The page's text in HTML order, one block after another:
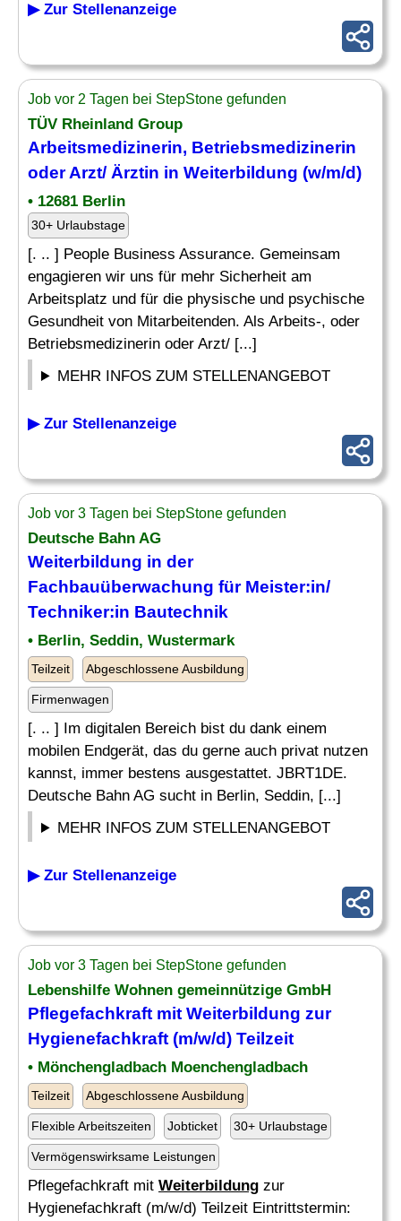
▶ Zur Stellenanzeige
Job vor 2 Tagen bei StepStone gefunden
TÜV Rheinland Group
Arbeitsmedizinerin, Betriebsmedizinerin
oder Arzt/ Ärztin in Weiterbildung (w/m/d)
• 12681 Berlin
30+ Urlaubstage
[. .. ] People Business Assurance. Gemeinsam
engagieren wir uns für mehr Sicherheit am
Arbeitsplatz und für die physische und psychische
Gesundheit von Mitarbeitenden. Als Arbeits-, oder
Betriebsmedizinerin oder Arzt/ [...]
MEHR INFOS ZUM STELLENANGEBOT
▶ Zur Stellenanzeige
Job vor 3 Tagen bei StepStone gefunden
Deutsche Bahn AG
Weiterbildung in der
Fachbauüberwachung für Meister:in/
Techniker:in Bautechnik
• Berlin, Seddin, Wustermark
Teilzeit Abgeschlossene Ausbildung
Firmenwagen
[. .. ] Im digitalen Bereich bist du dank einem
mobilen Endgerät, das du gerne auch privat nutzen
kannst, immer bestens ausgestattet. JBRT1DE.
Deutsche Bahn AG sucht in Berlin, Seddin, [...]
MEHR INFOS ZUM STELLENANGEBOT
▶ Zur Stellenanzeige
Job vor 3 Tagen bei StepStone gefunden
Lebenshilfe Wohnen gemeinnützige GmbH
Pflegefachkraft mit Weiterbildung zur
Hygienefachkraft (m/w/d) Teilzeit
• Mönchengladbach Moenchengladbach
Teilzeit Abgeschlossene Ausbildung
Flexible Arbeitszeiten Jobticket 30+ Urlaubstage
Vermögenswirksame Leistungen
Pflegefachkraft mit Weiterbildung zur
Hygienefachkraft (m/w/d) Teilzeit Eintrittstermin: